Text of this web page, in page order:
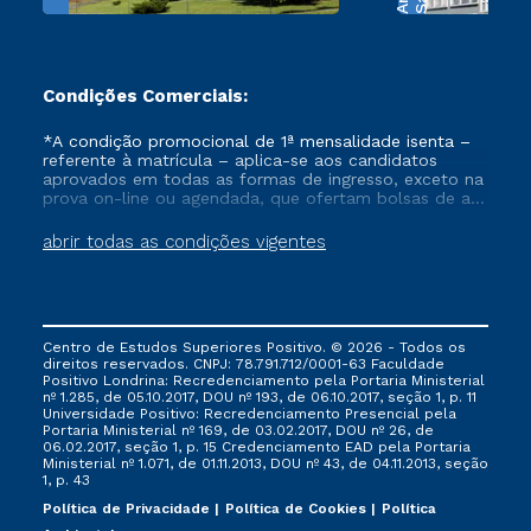
Condições Comerciais:
abrir todas as condições vigentes
*A condição promocional de 1ª mensalidade isenta –
referente à matrícula – aplica-se aos candidatos
aprovados em todas as formas de ingresso, exceto na
prova on-line ou agendada, que ofertam bolsas de até
vigente, que ainda não tenham efetivado e/ou não
tenham cancelado ou trancado sua matrícula em uma
via FIES, Prouni e outros programas governamentais, e
não se acumula com nenhuma outra campanha
ofertada pela Instituição.
Centro de Estudos Superiores Positivo. © 2026 - Todos os
direitos reservados. CNPJ: 78.791.712/0001-63 Faculdade
Positivo Londrina: Recredenciamento pela Portaria Ministerial
nº 1.285, de 05.10.2017, DOU nº 193, de 06.10.2017, seção 1, p. 11
Universidade Positivo: Recredenciamento Presencial ​pela
Portaria Ministerial nº 169, de 03.02.2017, DOU nº 26, de
06.02.2017, seção 1, p. 15 Credenciamento EAD pela Portaria
Ministerial nº 1.071, de 01.11.2013, DOU nº 43, de 04.11.2013, seção
1, p. 43
Política de Privacidade
Política de Cookies
Política